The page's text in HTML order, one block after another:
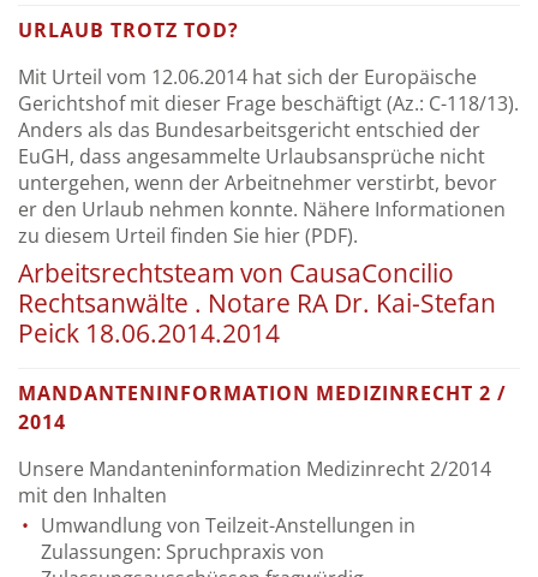
URLAUB TROTZ TOD?
Mit Urteil vom 12.06.2014 hat sich der Europäische
Gerichtshof mit dieser Frage beschäftigt (Az.: C-118/13).
Anders als das Bundesarbeitsgericht entschied der
EuGH, dass angesammelte Urlaubsansprüche nicht
untergehen, wenn der Arbeitnehmer verstirbt, bevor
er den Urlaub nehmen konnte. Nähere Informationen
zu diesem Urteil finden Sie hier (PDF).
Arbeitsrechtsteam von CausaConcilio
Rechtsanwälte . Notare RA Dr. Kai-Stefan
Peick 18.06.2014.2014
MANDANTENINFORMATION MEDIZINRECHT 2 /
2014
Unsere Mandanteninformation Medizinrecht 2/2014
mit den Inhalten
Umwandlung von Teilzeit-Anstellungen in
Zulassungen: Spruchpraxis von